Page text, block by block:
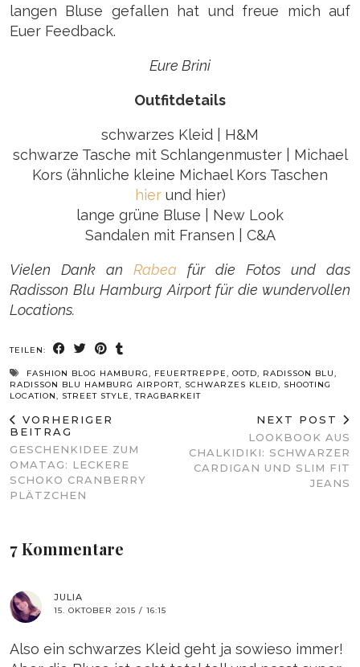
langen Bluse gefallen hat und freue mich auf
Euer Feedback.
Eure Brini
Outfitdetails
schwarzes Kleid | H&M
schwarze Tasche mit Schlangenmuster | Michael
Kors (ähnliche kleine Michael Kors Taschen
hierund hier)
lange grüne Bluse | New Look
Sandalen mit Fransen | C&A
Vielen Dank an Rabea für die Fotos und das
Radisson Blu Hamburg Airport für die wundervollen
Locations.
TEILEN:
FASHION BLOG HAMBURG, FEUERTREPPE, OOTD, RADISSON BLU,
RADISSON BLU HAMBURG AIRPORT, SCHWARZES KLEID, SHOOTING
LOCATION, STREET STYLE,TRAGBARKEIT
VORHERIGER
BEITRAG
GESCHENKIDEE ZUM
OMATAG: LECKERE
SCHOKO CRANBERRY
PLÄTZCHEN
NEXT POST
LOOKBOOK AUS
CHALKIDIKI: SCHWARZER
CARDIGAN UND SLIM FIT
JEANS
7 Kommentare
JULIA
15. OKTOBER 2015 / 16:15
Also ein schwarzes Kleid geht ja sowieso immer!